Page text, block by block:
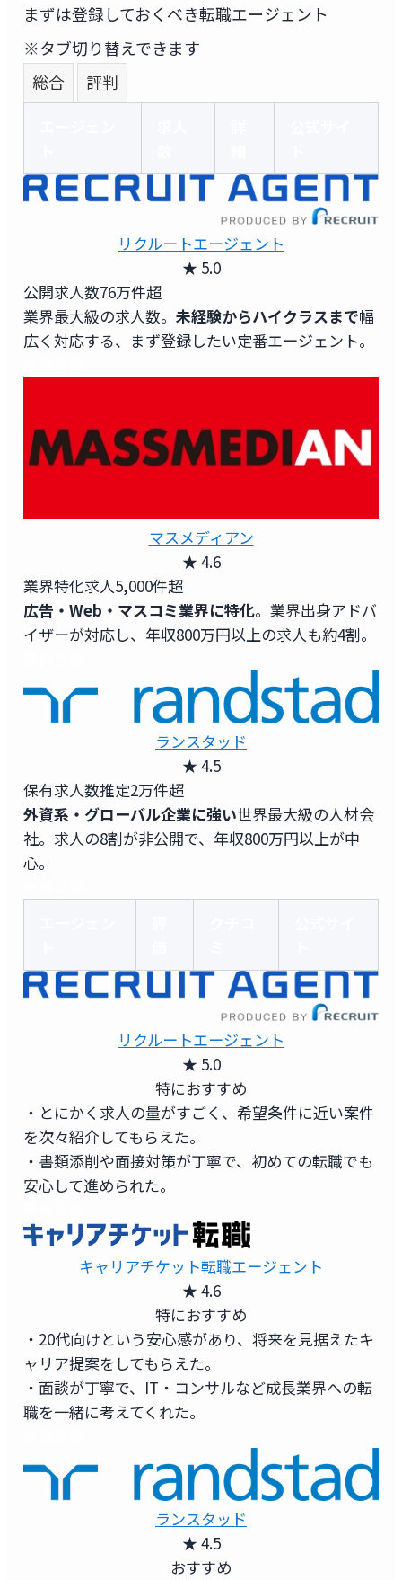
まずは登録しておくべき転職エージェント
※タブ切り替えできます
総合
評判
リクルートエージェント
★ 5.0
公開求人数76万件超
業界最大級の求人数。 未経験からハイクラスまで幅
広く対応する、まず登録したい定番エージェント。
マスメディアン
★ 4.6
業界特化求人5,000件超
広告・Web・マスコミ業界に特化。業界出身アドバ
イザーが対応し、年収800万円以上の求人も約4割。
ランスタッド
★ 4.5
保有求人数推定2万件超
外資系・グローバル企業に強い世界最大級の人材会
社。求人の8割が非公開で、年収800万円以上が中
心。
リクルートエージェント
★ 5.0
特におすすめ
・とにかく求人の量がすごく、希望条件に近い案件
を次々紹介してもらえた。
・書類添削や面接対策が丁寧で、初めての転職でも
安心して進められた。
キャリアチケット転職エージェント
★ 4.6
特におすすめ
・20代向けという安心感があり、将来を見据えたキ
ャリア提案をしてもらえた。
・面談が丁寧で、IT・コンサルなど成長業界への転
職を一緒に考えてくれた。
ランスタッド
★ 4.5
おすすめ